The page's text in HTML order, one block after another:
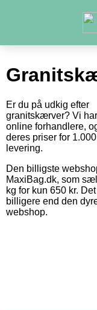
Er du på udkig efter
granitskærver? Vi
online forhandlere,
deres priser for
levering.
Den billigste
MaxiBag.dk, som
kg for kun 650 kr.
billigere end den
webshop.